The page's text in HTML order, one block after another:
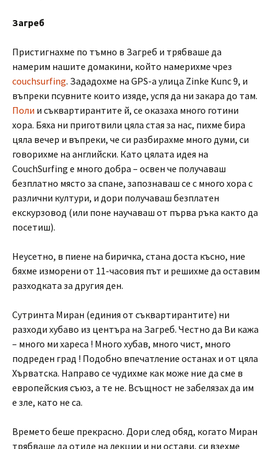
Загреб
Пристигнахме по тъмно в Загреб и трябваше да
намерим нашите домакини, който намерихме чрез
couchsurfing. Зададохме на GPS-а улица Zinke Kunc 9, и
въпреки псувните които изяде, успя да ни закара до там.
Поли и съквартирантите й, се оказаха много готини
хора. Бяха ни приготвили цяла стая за нас, пихме бира
цяла вечер и въпреки, че си разбирахме много думи, си
говорихме на английски. Като цялата идея на
CouchSurfing е много добра – освен че получаваш
безплатно място за спане, запознаваш се с много хора с
различни култури, и дори получаваш безплатен
екскурзовод (или поне научаваш от първа ръка както да
посетиш).
Неусетно, в пиене на биричка, стана доста късно, ние
бяхме изморени от 11-часовия път и решихме да оставим
разходката за другия ден.
Сутринта Миран (единия от съквартирантите) ни
разходи хубаво из центъра на Загреб. Честно да Ви кажа
– много ми хареса ! Много хубав, много чист, много
подреден град ! Подобно впечатление останах и от цяла
Хърватска. Направо се чудихме как може ние да сме в
европейския съюз, а те не. Всъщност не забелязах да им
е зле, като не са.
Времето беше прекрасно. Дори след обяд, когато Миран
трябваше да отиде на лекции и ни остави, си взехме